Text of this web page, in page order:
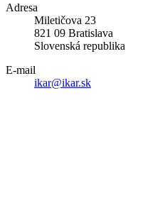
Adresa
Miletičova 23
821 09 Bratislava
Slovenská republika
E-mail
ikar@ikar.sk